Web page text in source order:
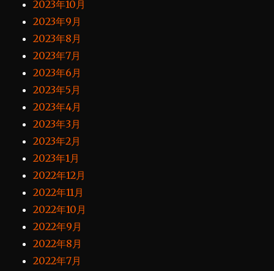
2023年10月
2023年9月
2023年8月
2023年7月
2023年6月
2023年5月
2023年4月
2023年3月
2023年2月
2023年1月
2022年12月
2022年11月
2022年10月
2022年9月
2022年8月
2022年7月